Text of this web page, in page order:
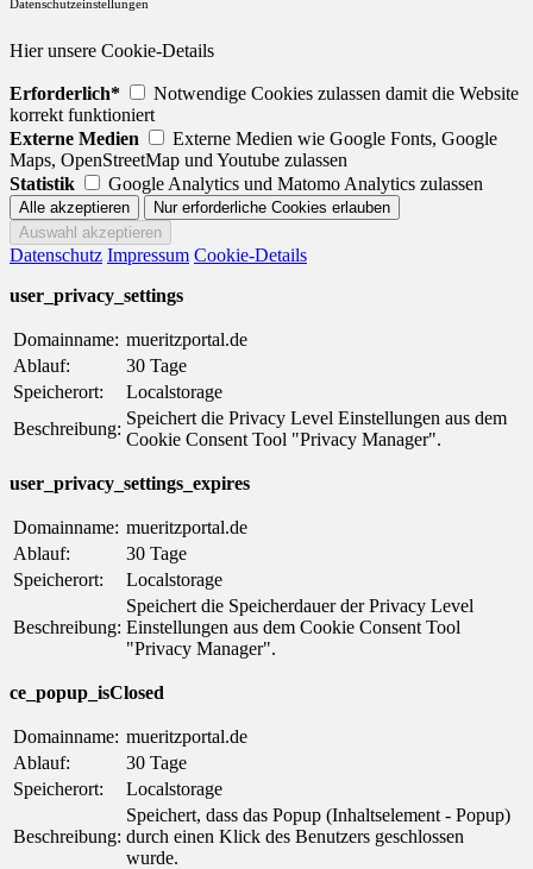
Datenschutzeinstellungen
Hier unsere Cookie-Details
Erforderlich*
Notwendige Cookies zulassen damit die Website
korrekt funktioniert
Externe Medien
Externe Medien wie Google Fonts, Google
Maps, OpenStreetMap und Youtube zulassen
Statistik
Google Analytics und Matomo Analytics zulassen
Datenschutz Impressum Cookie-Details
user_privacy_settings
Domainname: mueritzportal.de
Ablauf:
30 Tage
Speicherort:
Localstorage
Beschreibung:
Speichert die Privacy Level Einstellungen aus dem
Cookie Consent Tool "Privacy Manager".
user_privacy_settings_expires
Domainname: mueritzportal.de
Ablauf:
30 Tage
Speicherort:
Localstorage
Beschreibung:
Speichert die Speicherdauer der Privacy Level
Einstellungen aus dem Cookie Consent Tool
"Privacy Manager".
ce_popup_isClosed
Domainname: mueritzportal.de
Ablauf:
30 Tage
Speicherort:
Localstorage
Beschreibung:
Speichert, dass das Popup (Inhaltselement - Popup)
durch einen Klick des Benutzers geschlossen
wurde.